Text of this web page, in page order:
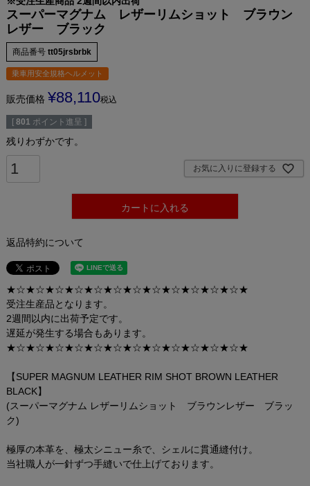
スーパーマグナム レザーリムショット ブラウン
レザー ブラック
商品番号 tt05jrsbrbk
乗車用安全規格ヘルメット
販売価格 ¥88,110税込
[ 801 ポイント進呈 ]
残りわずかです。
お気に入りに登録する
カートに入れる
返品特約について
★☆★☆★☆★☆★☆★☆★☆★☆★☆★☆★☆★☆★
受注生産品となります。
2週間以内に出荷予定です。
遅延が発生する場合もあります。
★☆★☆★☆★☆★☆★☆★☆★☆★☆★☆★☆★☆★
【SUPER MAGNUM LEATHER RIM SHOT BROWN LEATHER
BLACK】
(スーパーマグナム レザーリムショット ブラウンレザー ブラッ
ク)
極厚の本革を、極太シニュー糸で、シェルに貫通縫付け。
当社職人が一針ずつ手縫いで仕上げております。